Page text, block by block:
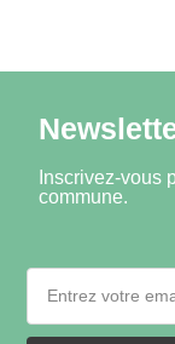
Inscrivez-vous
commune.